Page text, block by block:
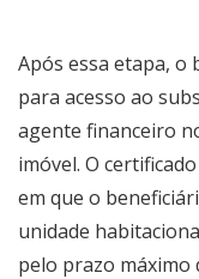
Após essa etapa, o
para acesso ao
agente financeiro
imóvel. O
em que o
unidade
pelo prazo máximo